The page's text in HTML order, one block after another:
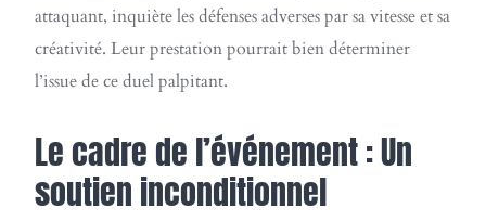
attaquant, inquiète les défenses adverses par sa vitesse et sa
créativité. Leur prestation pourrait bien déterminer
l’issue de ce duel palpitant.
Le cadre de l’événement : Un
soutien inconditionnel